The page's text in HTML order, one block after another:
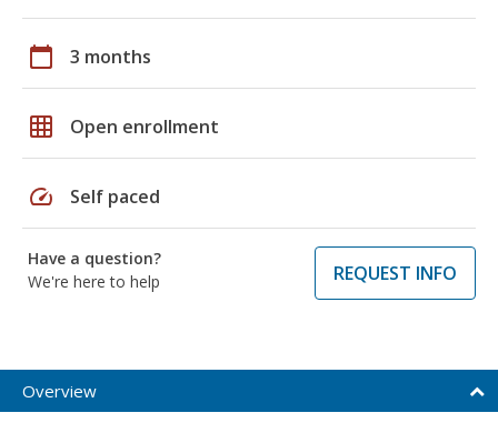
calendar_today 3 months
grid_on Open enrollment
speed Self paced
Have a question?
We're here to help
REQUEST INFO
Overview